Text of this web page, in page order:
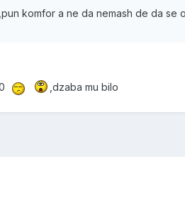
komfor a ne da nemash de da se
,dzaba mu bilo